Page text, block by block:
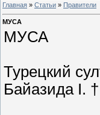
Главная » Статьи » Правители
МУСА
МУСА
Турецкий
Байазида I. †